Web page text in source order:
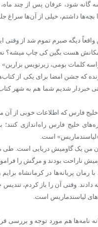
گانه شود، عرفان پس از چند
داشتم، خیلی از آن‌ها سراغ
واقعاً دیگه صبرم تموم شد از
هست بگین کی چاپ میشه؟ نه
کلمات بومی، زیرنویس بزارین»
که جشن امضا برای یکی از
خبردار شدیم شما هم به شهر کتاب
فارس که اطلاعات خوبی از آن
خلیج فارس راه‌اندازی
است.
من یک گاومیش دریایی است. طی
ناراحت بودند و مرگش را
با رمان پریانه‌ها در کرمانشاه
دادند. وقتی آن را باز کردم،
لیاسندماریس است.